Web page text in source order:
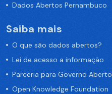
Dados Abertos Pernambuco
Saiba mais
O que são dados abertos?
Lei de acesso a informação
Parceria para Governo Aberto
Open Knowledge Foundation